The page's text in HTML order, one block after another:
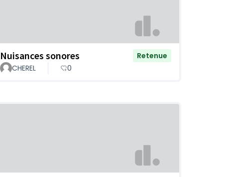
Nuisances sonores
Retenue
CHEREL
0